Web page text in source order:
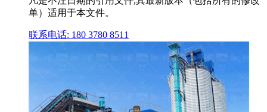
单）适用于本文件。
联系电话: 180 3780 8511